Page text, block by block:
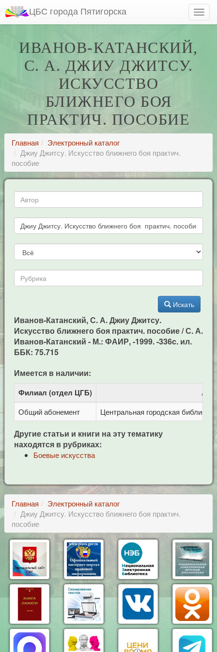
ЦБС города Пятигорска
ИВАНОВ-КАТАНСКИЙ,
С. А. ДЖИУ ДЖИТСУ.
ИСКУССТВО
БЛИЖНЕГО БОЯ
ПРАКТИЧ. ПОСОБИЕ
Главная
Электронный каталог
Джиу Джитсу. Искусство ближнего боя практич.
пособие
Искать
Иванов-Катанский, С. А. Джиу Джитсу.
Искусство ближнего боя практич. пособие / С. А.
Иванов-Катанский - М.: ФАИР, -1999. -336c. ил.
ББК: 75.715
Имеется в наличии:
Филиал (отдел ЦГБ)
Общий абонемент Центральная городская
Другие статьи и книги на эту тематику
находятся в рубриках:
Боевые искусства
Главная
Электронный каталог
Джиу Джитсу. Искусство ближнего боя практич.
пособие